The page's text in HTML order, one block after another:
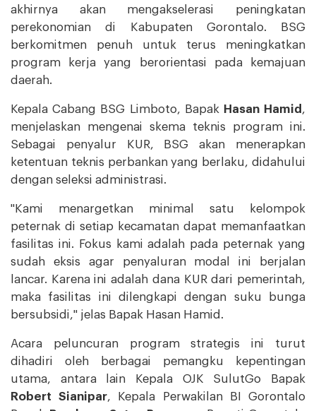
akhirnya akan mengakselerasi peningkatan
perekonomian di Kabupaten Gorontalo. BSG
berkomitmen penuh untuk terus meningkatkan
program kerja yang berorientasi pada kemajuan
daerah.
Kepala Cabang BSG Limboto, Bapak Hasan Hamid ,
menjelaskan mengenai skema teknis program ini.
Sebagai penyalur KUR, BSG akan menerapkan
ketentuan teknis perbankan yang berlaku, didahului
dengan seleksi administrasi.
"Kami menargetkan minimal satu kelompok
peternak di setiap kecamatan dapat memanfaatkan
fasilitas ini. Fokus kami adalah pada peternak yang
sudah eksis agar penyaluran modal ini berjalan
lancar. Karena ini adalah dana KUR dari pemerintah,
maka fasilitas ini dilengkapi dengan suku bunga
bersubsidi," jelas Bapak Hasan Hamid.
Acara peluncuran program strategis ini turut
dihadiri oleh berbagai pemangku kepentingan
utama, antara lain Kepala OJK SulutGo Bapak
Robert Sianipar, Kepala Perwakilan BI Gorontalo